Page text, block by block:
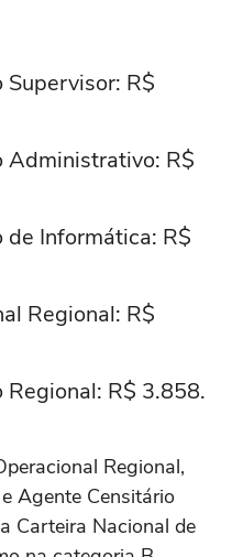
R$
Administrativo: R$
Informática: R$
Regional: R$
R$ 3.858.
Regional,
Agente Censitário
Carteira Nacional de